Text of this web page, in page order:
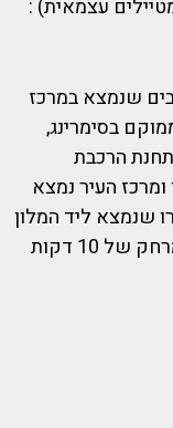
עצמאית) :
3 לילות בוינה במלון 4 כוכבים שנמצא במרכז
בסימרינג,
בתחנת הרכבת
העיר נמצא
שנמצא ליד המלון
פארקים, בתי קפה ומסעדות נמצאים במרחק של 10 דקות